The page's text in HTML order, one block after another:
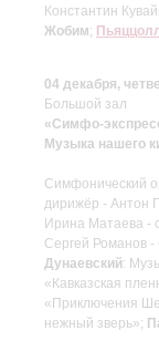
Константин
Жобим;
04 декабря,
Большой зал
«Симфо-
Музыка нашего
Симфонический
дирижёр - Антон
Ирина Матаева -
Сергей Романов -
Дунаевский:
«Кавказская
«Приключения
нежный зверь»;